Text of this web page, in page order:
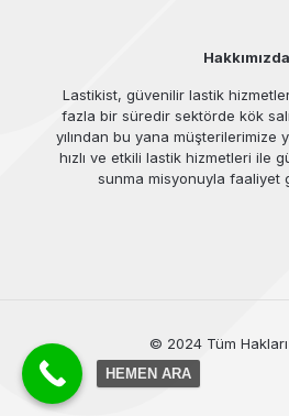
Hakkımızda
Lastikist, güvenilir lastik
fazla bir süredir sektörde kök
yılından bu yana müşterilerimize
hızlı ve etkili lastik hizmetleri ile
sunma misyonuyla faaliyet
© 2024 Tüm Hakları
HEMEN ARA